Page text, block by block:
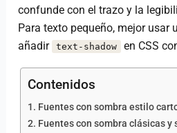
confunde con el trazo y la
Para texto pequeño, mejor usar
añadir
text-shadow en CSS
Contenidos
Fuentes con sombra estilo
Fuentes con sombra clásicas y